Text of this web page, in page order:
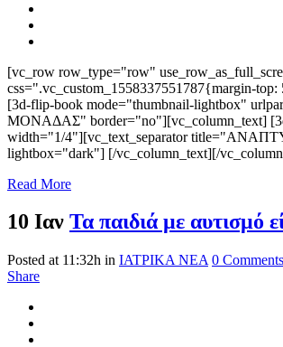
[vc_row row_type="row"
css=".vc_custom_1558337551787{margin-
[3d-flip-book mode="thumbnail-lightbox"
ΜΟΝΑΔΑΣ" border="no"][vc_column_text]
width="1/4"][vc_text_separator
lightbox="dark"] [/vc_column_text][/
Read More
10 Ιαν Τα παιδιά με αυτισμό
Posted at 11:32h in ΙΑΤΡΙΚΑ ΝΕΑ 0 Comments
Share